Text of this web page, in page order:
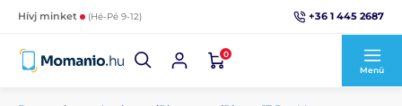
Hívj minket (Hé-Pé 9-12) +36 1 445 2687
0
Menü